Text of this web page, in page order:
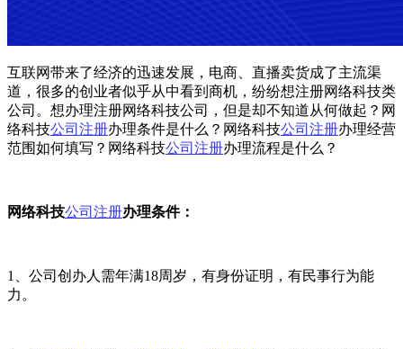
互联网带来了经济的迅速发展，电商、直播卖货成了主流渠
道，很多的创业者似乎从中看到商机，纷纷想注册网络科技类
公司。想办理注册网络科技公司，但是却不知道从何做起？网
络科技公司注册办理条件是什么？网络科技公司注册办理经营
范围如何填写？网络科技公司注册办理流程是什么？
网络科技公司注册办理条件：
1、公司创办人需年满18周岁，有身份证明，有民事行为能
力。